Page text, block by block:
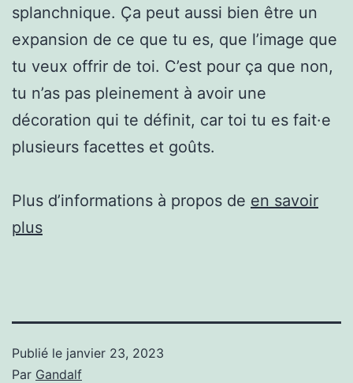
splanchnique. Ça peut aussi bien être un
expansion de ce que tu es, que l’image que
tu veux offrir de toi. C’est pour ça que non,
tu n’as pas pleinement à avoir une
décoration qui te définit, car toi tu es fait·e
plusieurs facettes et goûts.
Plus d’informations à propos de en savoir
plus
Publié le janvier 23, 2023
Par Gandalf